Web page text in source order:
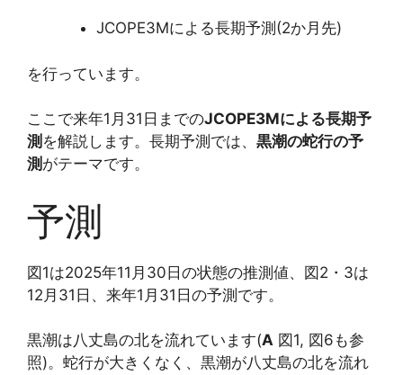
JCOPE3Mによる長期予測(2か月先)
を行っています。
ここで来年1月31日までのJCOPE3Mによる長期予
測 を解説します。長期予測では、 黒潮の蛇行の予
測 がテーマです。
予測
図1は2025年11月30日の状態の推測値、図2・3は
12月31日、来年1月31日の予測です。
黒潮は八丈島の北を流れています(A 図1, 図6も参
照)。蛇行が大きくなく、黒潮が八丈島の北を流れ